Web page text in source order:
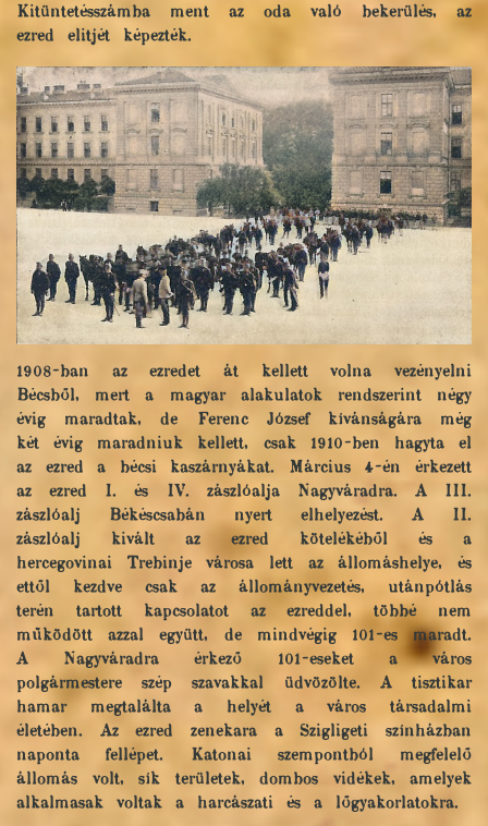
Kitüntetésszámba ment az oda való bekerülés, az
ezred elitjét képezték.
1908-ban az ezredet át kellett volna vezényelni
Bécsből, mert a magyar alakulatok rendszerint négy
évig maradtak, de Ferenc József kívánságára még
két évig maradniuk kellett, csak 1910-ben hagyta el
az ezred a bécsi kaszárnyákat. Március 4-én érkezett
az ezred I. és IV. zászlóalja Nagyváradra. A III.
zászlóalj Békéscsabán nyert elhelyezést. A II.
zászlóalj kivált az ezred kötelékéből és a
hercegovinai Trebinje városa lett az állomáshelye, és
ettől kezdve csak az állományvezetés, utánpótlás
terén tartott kapcsolatot az ezreddel, többé nem
működött azzal együtt, de mindvégig 101-es maradt.
A Nagyváradra érkező 101-eseket a város
polgármestere szép szavakkal üdvözölte. A tisztikar
hamar megtalálta a helyét a város társadalmi
életében. Az ezred zenekara a Szigligeti színházban
naponta fellépet. Katonai szempontból megfelelő
állomás volt, sík területek, dombos vidékek, amelyek
alkalmasak voltak a harcászati és a lőgyakorlatokra.